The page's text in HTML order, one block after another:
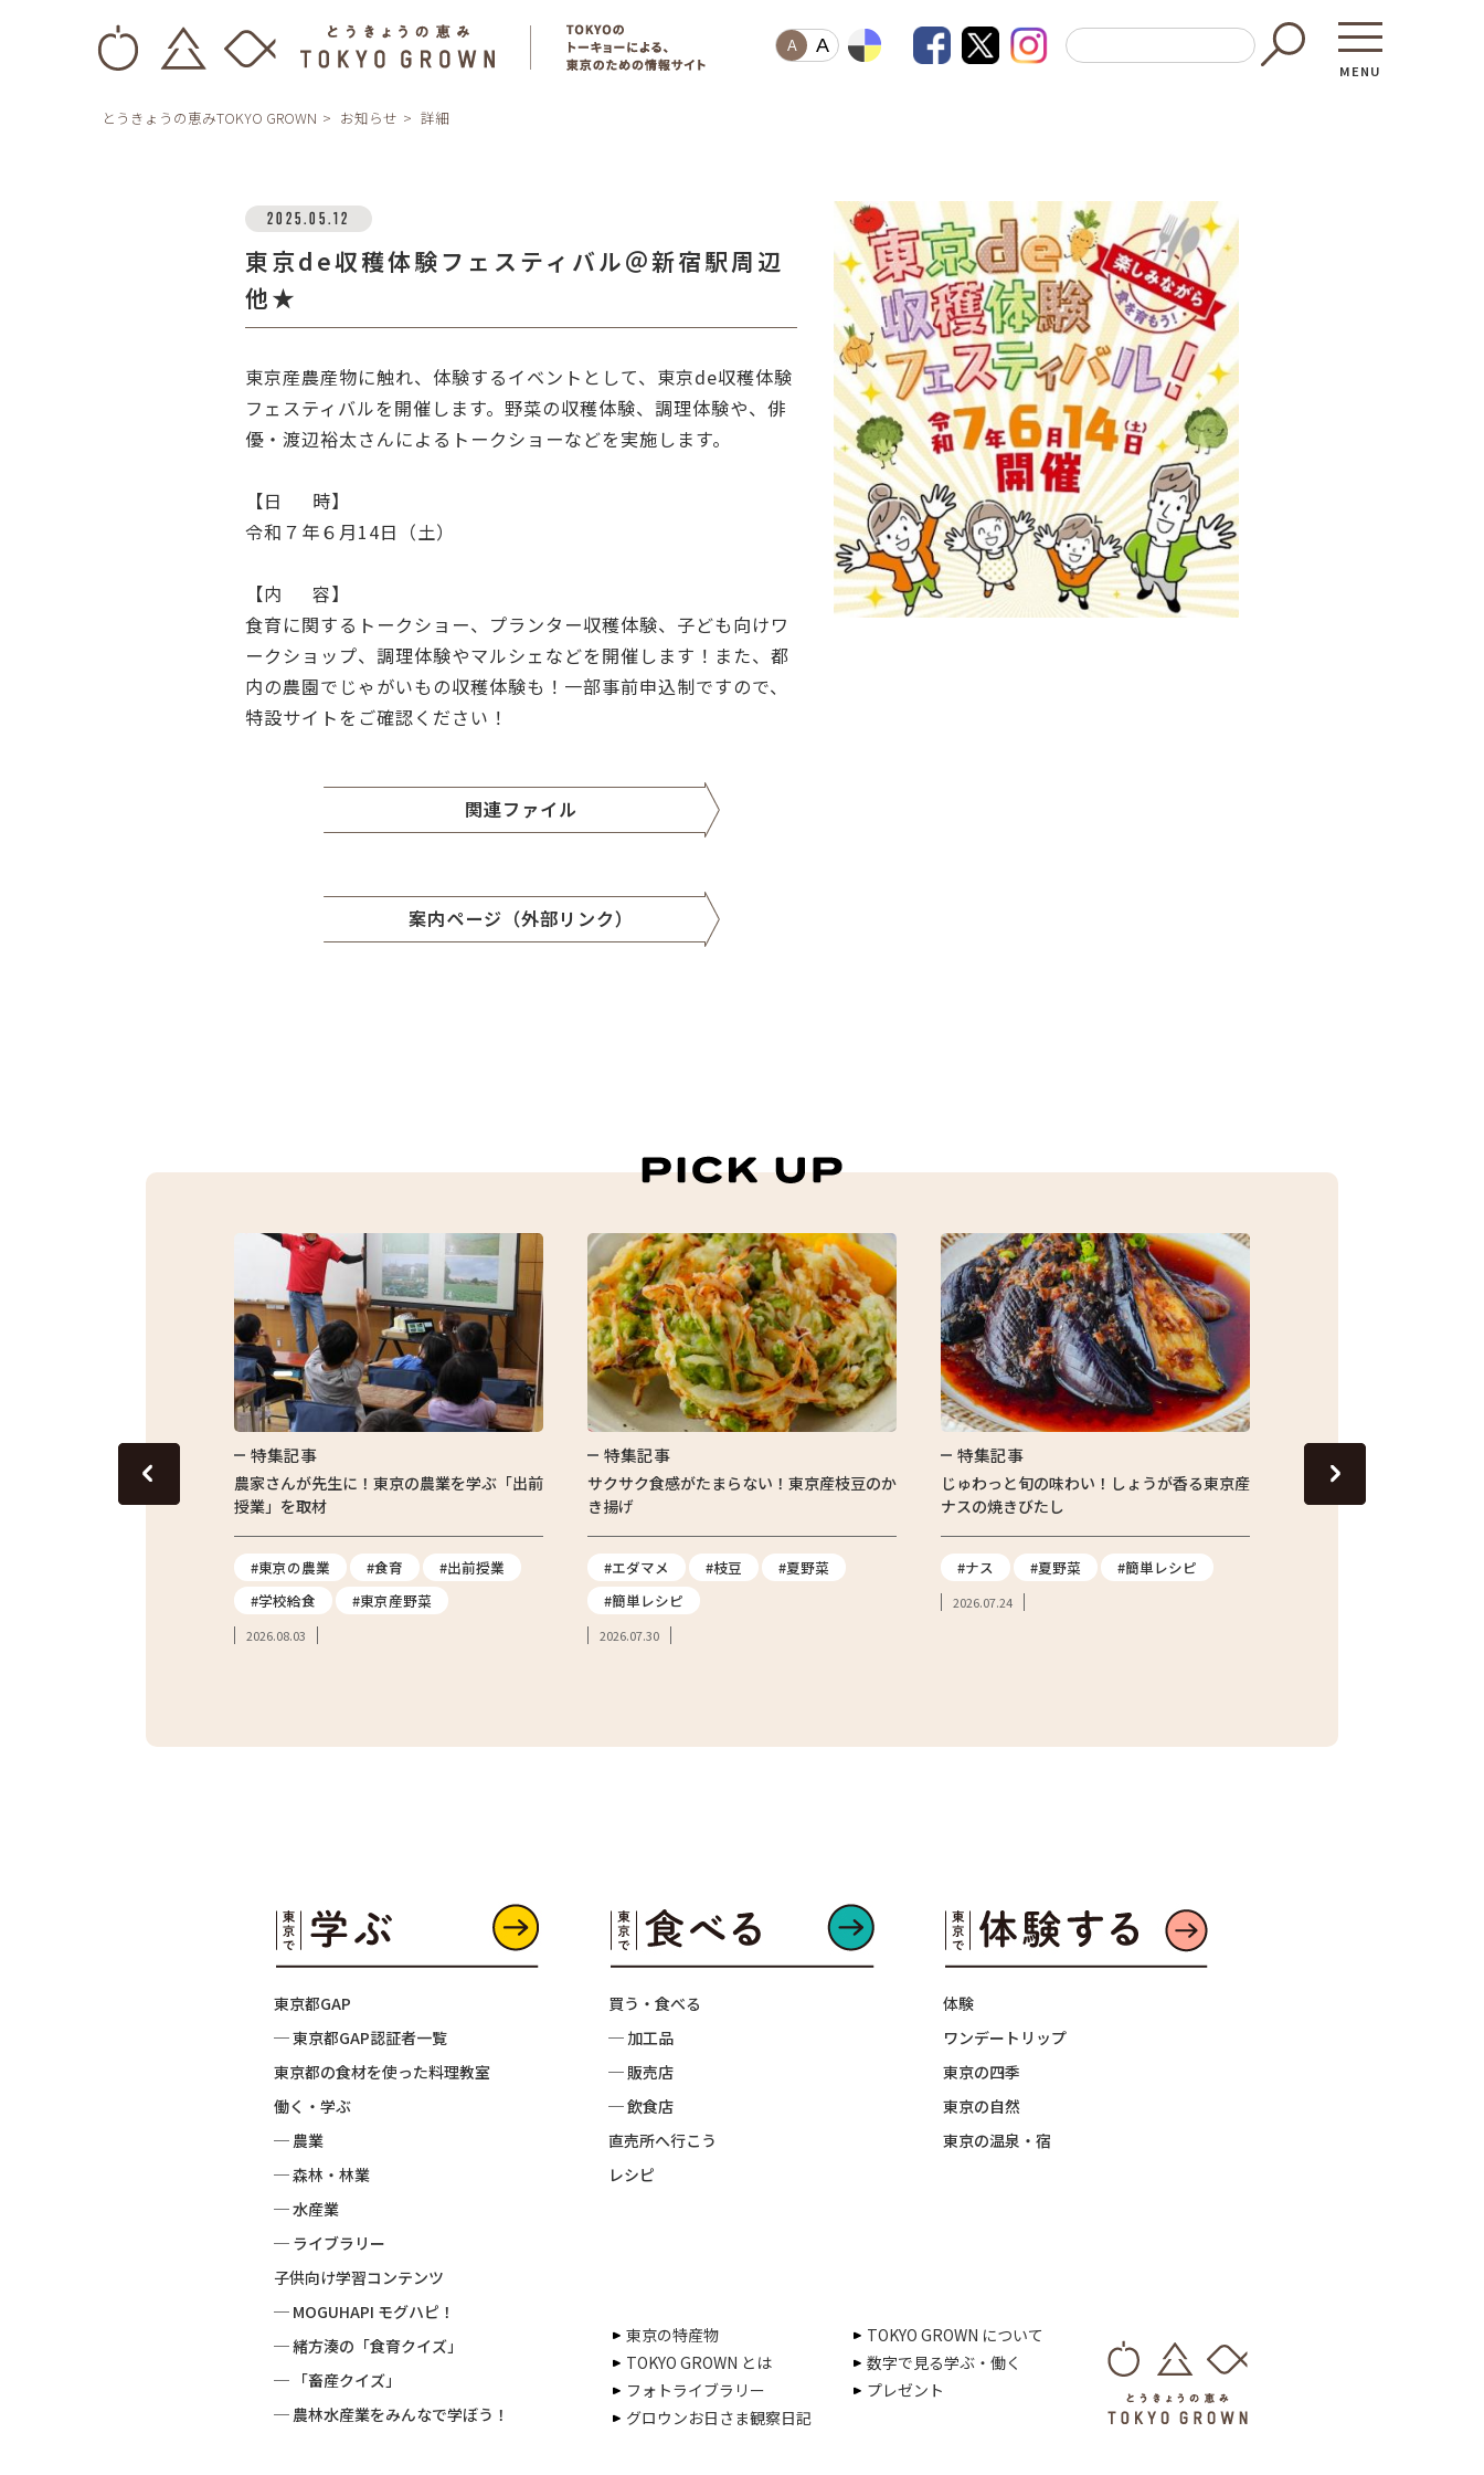
A A
MENU
東京都GAP
─ 東京都GAP認証者一覧
東京都の食材を使った料理教室
働く・学ぶ
─ 農業
─ 森林・林業
─ 水産業
─ ライブラリー
子供向け学習コンテンツ
─ MOGUHAPI モグハピ！
とうきょうの恵みTOKYO GROWN お知らせ 詳細
2025.05.12
東京de収穫体験フェスティバル＠新宿駅周辺
他★
東京産農産物に触れ、体験するイベントとして、東京de収穫体験
フェスティバルを開催します。野菜の収穫体験、調理体験や、俳
優・渡辺裕太さんによるトークショーなどを実施します。
【日 時】
令和７年６月14日（土）
【内 容】
食育に関するトークショー、プランター収穫体験、子ども向けワ
ークショップ、調理体験やマルシェなどを開催します！また、都
内の農園でじゃがいもの収穫体験も！一部事前申込制ですので、
特設サイトをご確認ください！
関連ファイル
案内ページ（外部リンク）
ーンピースのおいしさを
特集記事
農家さんが先生に！東京の農業を学ぶ「出前
授業」を取材
#東京の農業 #食育
#出前授業
#学校給食
#東京産野菜
2026.08.03
特集記事
サクサク食感がたまらない！東京産枝豆のか
き揚げ
#エダマメ #枝豆
#夏野菜
#簡単レシピ
2026.07.30
特集記事
じゅわっと旬の味わい！しょうが香る東京産
ナスの焼きびたし
#ナス #夏野菜 #簡単レシピ
2026.07.24
13代目の跡継ぎが守り続
青梅市の「東京富の里
東京都GAP
─ 東京都GAP認証者一覧
東京都の食材を使った料理教室
働く・学ぶ
─ 農業
─ 森林・林業
─ 水産業
─ ライブラリー
子供向け学習コンテンツ
─ MOGUHAPI モグハピ！
─ 緒方湊の「食育クイズ」
─ 「畜産クイズ」
─ 農林水産業をみんなで学ぼう！
買う・食べる
─ 加工品
─ 販売店
─ 飲食店
直売所へ行こう
レシピ
体験
ワンデートリップ
東京の四季
東京の自然
東京の温泉・宿
東京の特産物
TOKYO GROWN について
TOKYO GROWN とは
数字で見る学ぶ・働く
フォトライブラリー
プレゼント
グロウンお日さま観察日記